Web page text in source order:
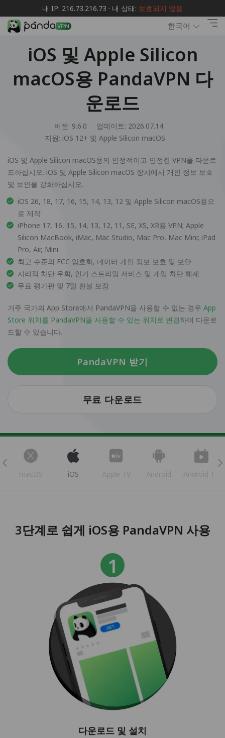
내 IP: 216.73.216.73 · 내 상태: 보호되지 않음
한국어
iOS 및 Apple Silicon
macOS용 PandaVPN 다
운로드
버전: 9.6.0
업데이트: 2026.07.14
지원: iOS 12+ 및 Apple Silicon macOS
iOS 및 Apple Silicon macOS용의 안정적이고 안전한 VPN을 다운로
드하십시오. iOS 및 Apple Silicon macOS 장치에서 개인 정보 보호
및 보안을 강화하십시오.
iOS 26, 18, 17, 16, 15, 14, 13, 12 및 Apple Silicon macOS용으
로 제작
iPhone 17, 16, 15, 14, 13, 12, 11, SE, XS, XR용 VPN; Apple
Silicon MacBook, iMac, Mac Studio, Mac Pro, Mac Mini; iPad
Pro, Air, Mini
최고 수준의 ECC 암호화, 데이터 개인 정보 보호 및 보안
지리적 차단 우회, 인기 스트리밍 서비스 및 게임 차단 해제
무료 평가판 및 7일 환불 보장
거주 국가의 App Store에서 PandaVPN을 사용할 수 없는 경우 App
Store 위치를 PandaVPN을 사용할 수 있는 위치로 변경하여 다운로
드할 수 있습니다.
PandaVPN 받기
무료 다운로드
macOS iOS Apple TV Android Android TV
3단계로 쉽게 iOS용 PandaVPN 사용
다운로드 및 설치